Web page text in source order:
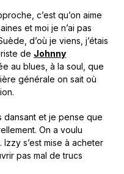
c’est qu’on aime
et moi je n’ai pas
d’où je viens, j’étais
de Johnny
au blues, à la soul, que
générale on sait où
dansant et je pense que
On a voulu
s’est mise à acheter
pas mal de trucs